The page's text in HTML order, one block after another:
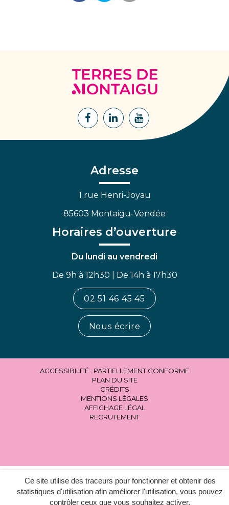
Ce site utilise des traceurs pour fonctionner et obtenir des
statistiques d'utilisation afin améliorer l'utilisation, vous pouvez
contrôler ceux que vous souhaitez activer.
Terres
de
Lien
Facebook
Lien
Linkedin
Lien
Adresse
1 rue Henri-Joyau
85603 Montaigu-Vendée
Horaires d’ouverture
Du lundi au vendredi
De 9h à 12h30 | De 14h à 17h30
02 51 46 45 45
Nous écrire
ACCESSIBILITÉ : PARTIELLEMENT CONFORME
PLAN DU SITE
CRÉDITS
MENTIONS LÉGALES
AFFICHAGE LÉGAL
RECRUTEMENT